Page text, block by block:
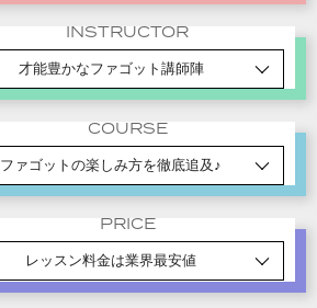
INSTRUCTOR
才能豊かなファゴット講師陣
COURSE
ファゴットの楽しみ方を徹底追及♪
PRICE
レッスン料金は業界最安値